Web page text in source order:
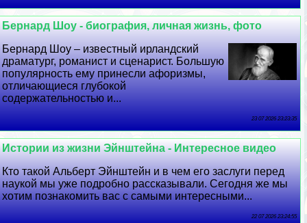
Бернард Шоу - биография, личная жизнь, фото
Бернард Шоу – известный ирландский
драматург, романист и сценарист. Большую
популярность ему принесли афоризмы,
отличающиеся глубокой
содержательностью и...
23 07 2026 23:23:35
Истории из жизни Эйнштейна - Интересное видео
Кто такой Альберт Эйнштейн и в чем его заслуги перед
наукой мы уже подробно рассказывали. Сегодня же мы
хотим познакомить вас с самыми интересными...
22 07 2026 23:24:55